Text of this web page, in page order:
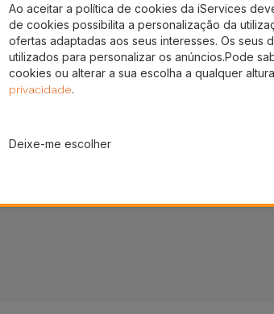
em Portugal
Ao aceitar a política de cookies da iServices
de cookies possibilita a personalização da
ofertas adaptadas aos seus interesses. Os seus
utilizados para personalizar os anúncios.Pode
cookies ou alterar a sua escolha a qualquer
privacidade.
Deixe-me escolher